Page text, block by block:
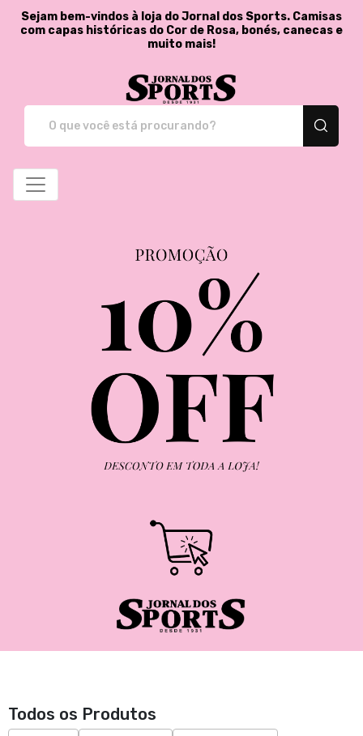
Sejam bem-vindos à loja do Jornal dos Sports. Camisas
com capas históricas do Cor de Rosa, bonés, canecas e
muito mais!
Todos os Produtos